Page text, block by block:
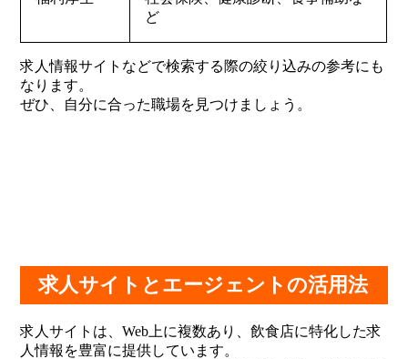
ど
求人情報サイトなどで検索する際の絞り込みの参考にも
なります。
ぜひ、自分に合った職場を見つけましょう。
求人サイトとエージェントの活用法
求人サイトは、Web上に複数あり、飲食店に特化した求
人情報を豊富に提供しています。